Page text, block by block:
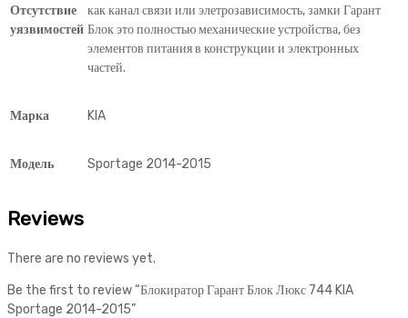
Отсутствие
уязвимостей
как канал связи или элетрозависимость, замки Гарант
Блок это полностью механические устройства, без
элементов питания в конструкции и электронных
частей.
Марка KIA
Модель Sportage 2014-2015
Reviews
There are no reviews yet.
Be the first to review “Блокиратор Гарант Блок Люкс 744 KIA
Sportage 2014-2015”